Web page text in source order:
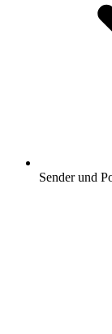
Sender und